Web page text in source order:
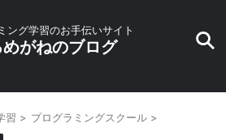
ング学習のお手伝いサイト
めがねのブログ
習 > プログラミングスクール >